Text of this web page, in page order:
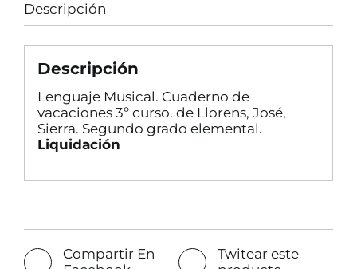
Descripción
Descripción
Lenguaje Musical. Cuaderno de
vacaciones 3º curso. de Llorens, José,
Sierra. Segundo grado elemental.
Liquidación
Compartir En
Twitear este